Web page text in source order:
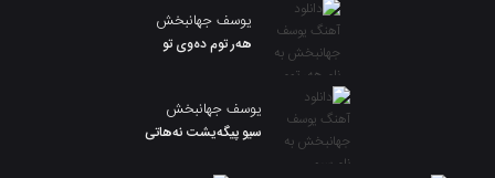
یوسف جهانبخش
هەر توم دەوی تو
یوسف جهانبخش
سیو پیگەیشت نەهاتی